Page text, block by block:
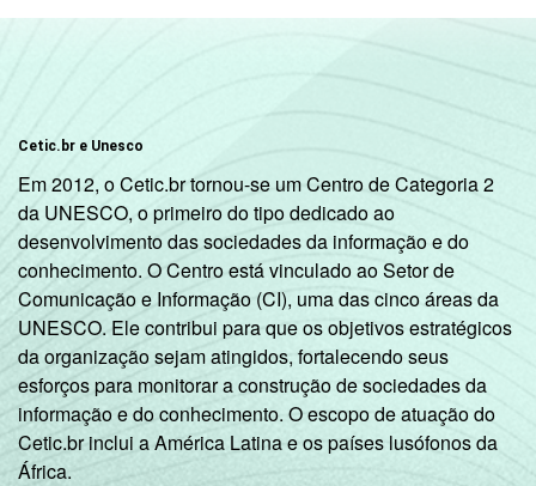
Cetic.br e Unesco
Em 2012, o Cetic.br tornou-se um Centro de Categoria 2
da UNESCO, o primeiro do tipo dedicado ao
desenvolvimento das sociedades da informação e do
conhecimento. O Centro está vinculado ao Setor de
Comunicação e Informação (CI), uma das cinco áreas da
UNESCO. Ele contribui para que os objetivos estratégicos
da organização sejam atingidos, fortalecendo seus
esforços para monitorar a construção de sociedades da
informação e do conhecimento. O escopo de atuação do
Cetic.br inclui a América Latina e os países lusófonos da
África.